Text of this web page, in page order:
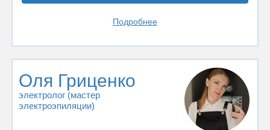
Подробнее
Оля Гриценко
электролог (мастер
электроэпиляции)